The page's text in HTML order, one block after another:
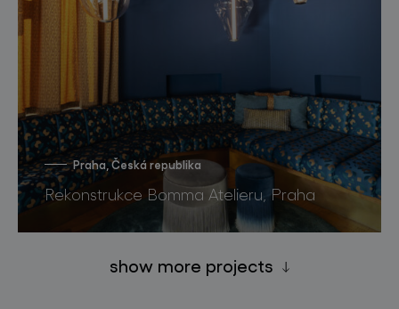
Praha, Česká republika
Rekonstrukce Bomma Atelieru, Praha
show more projects